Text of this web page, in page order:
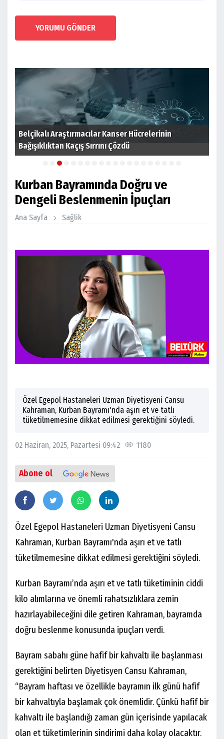
YORUMU GÖNDER
Belçika, acemi sürücülere yüksek performanslı
arabaları yasaklamayı değerlendiriyor
Kurban Bayramında Doğru ve
Dengeli Beslenmenin İpuçları
Ana Sayfa Sağlik
Özel Egepol Hastaneleri Uzman Diyetisyeni Cansu
Kahraman, Kurban Bayramı'nda aşırı et ve tatlı
tüketilmemesine dikkat edilmesi gerektiğini söyledi.
02 Haziran, 2025, Pazartesi 09:42 1180
Abone ol
Özel Egepol Hastaneleri Uzman Diyetisyeni Cansu
Kahraman, Kurban Bayramı'nda aşırı et ve tatlı
tüketilmemesine dikkat edilmesi gerektiğini söyledi.
Kurban Bayramı’nda aşırı et ve tatlı tüketiminin ciddi
kilo alımlarına ve önemli rahatsızlıklara zemin
hazırlayabileceğini dile getiren Kahraman, bayramda
doğru beslenme konusunda ipuçları verdi.
Bayram sabahı güne hafif bir kahvaltı ile başlanması
gerektiğini belirten Diyetisyen Cansu Kahraman,
“Bayram haftası ve özellikle bayramın ilk günü hafif
bir kahvaltıyla başlamak çok önemlidir. Çünkü hafif bir
kahvaltı ile başlandığı zaman gün içerisinde yapılacak
olan et tüketimlerinin sindirimi daha kolay olacaktır.